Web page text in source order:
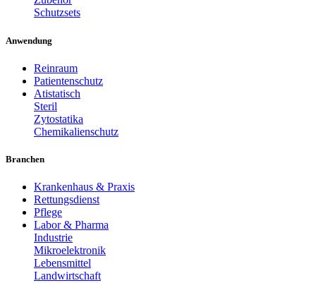
Schutzsets
Anwendung
Reinraum
Patientenschutz
Atistatisch
Steril
Zytostatika
Chemikalienschutz
Branchen
Krankenhaus & Praxis
Rettungsdienst
Pflege
Labor & Pharma
Industrie
Mikroelektronik
Lebensmittel
Landwirtschaft